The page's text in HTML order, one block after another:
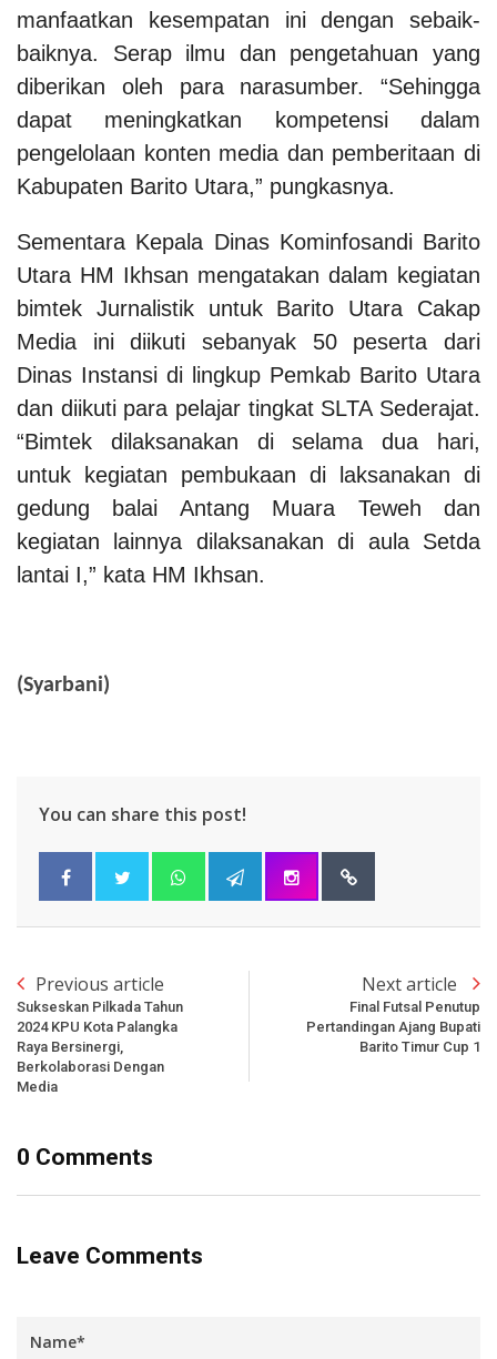
manfaatkan kesempatan ini dengan sebaik-
baiknya. Serap ilmu dan pengetahuan yang
diberikan oleh para narasumber. “Sehingga
dapat meningkatkan kompetensi dalam
pengelolaan konten media dan pemberitaan di
Kabupaten Barito Utara,” pungkasnya.
Sementara Kepala Dinas Kominfosandi Barito
Utara HM Ikhsan mengatakan dalam kegiatan
bimtek Jurnalistik untuk Barito Utara Cakap
Media ini diikuti sebanyak 50 peserta dari
Dinas Instansi di lingkup Pemkab Barito Utara
dan diikuti para pelajar tingkat SLTA Sederajat.
“Bimtek dilaksanakan di selama dua hari,
untuk kegiatan pembukaan di laksanakan di
gedung balai Antang Muara Teweh dan
kegiatan lainnya dilaksanakan di aula Setda
lantai I,” kata HM Ikhsan.
(Syarbani)
You can share this post!
Previous article
Sukseskan Pilkada Tahun
2024 KPU Kota Palangka
Raya Bersinergi,
Berkolaborasi Dengan
Media
Next article
Final Futsal Penutup
Pertandingan Ajang Bupati
Barito Timur Cup 1
0 Comments
Leave Comments